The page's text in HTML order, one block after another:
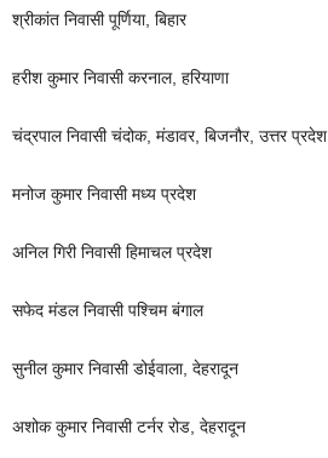
श्रीकांत निवासी पूर्णिया, बिहार
हरीश कुमार निवासी करनाल, हरियाणा
चंद्रपाल निवासी चंदोक, मंडावर, बिजनौर, उत्तर प्रदेश
मनोज कुमार निवासी मध्य प्रदेश
अनिल गिरी निवासी हिमाचल प्रदेश
सफेद मंडल निवासी पश्चिम बंगाल
सुनील कुमार निवासी डोईवाला, देहरादून
अशोक कुमार निवासी टर्नर रोड, देहरादून